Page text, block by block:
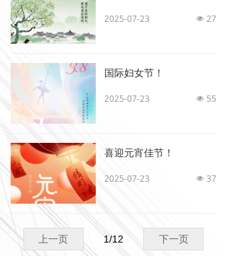
넶 27
2025-07-23
国际妇女节！
넶 55
2025-07-23
喜迎元宵佳节！
넶 37
2025-07-23
上一页 下一页
1/12